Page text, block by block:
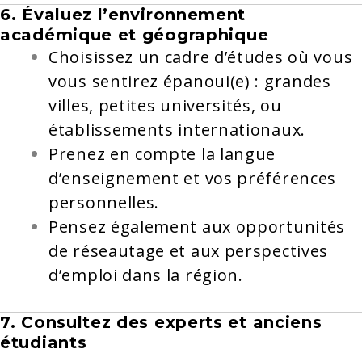
6. Évaluez l’environnement
académique et géographique
Choisissez un cadre d’études où vous
vous sentirez épanoui(e) : grandes
villes, petites universités, ou
établissements internationaux.
Prenez en compte la langue
d’enseignement et vos préférences
personnelles.
Pensez également aux opportunités
de réseautage et aux perspectives
d’emploi dans la région.
7. Consultez des experts et anciens
étudiants